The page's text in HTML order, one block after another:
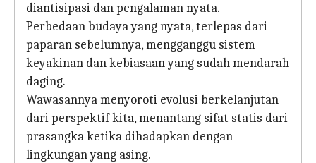
diantisipasi dan pengalaman nyata.
Perbedaan budaya yang nyata, terlepas dari
paparan sebelumnya, mengganggu sistem
keyakinan dan kebiasaan yang sudah mendarah
daging.
Wawasannya menyoroti evolusi berkelanjutan
dari perspektif kita, menantang sifat statis dari
prasangka ketika dihadapkan dengan
lingkungan yang asing.